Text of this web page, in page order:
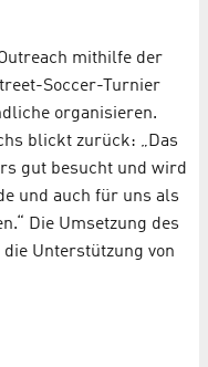
mithilfe der
Soccer-Turnier
organisieren.
blickt zurück: „Das
gut besucht und wird
und auch für uns als
Die Umsetzung des
Unterstützung von